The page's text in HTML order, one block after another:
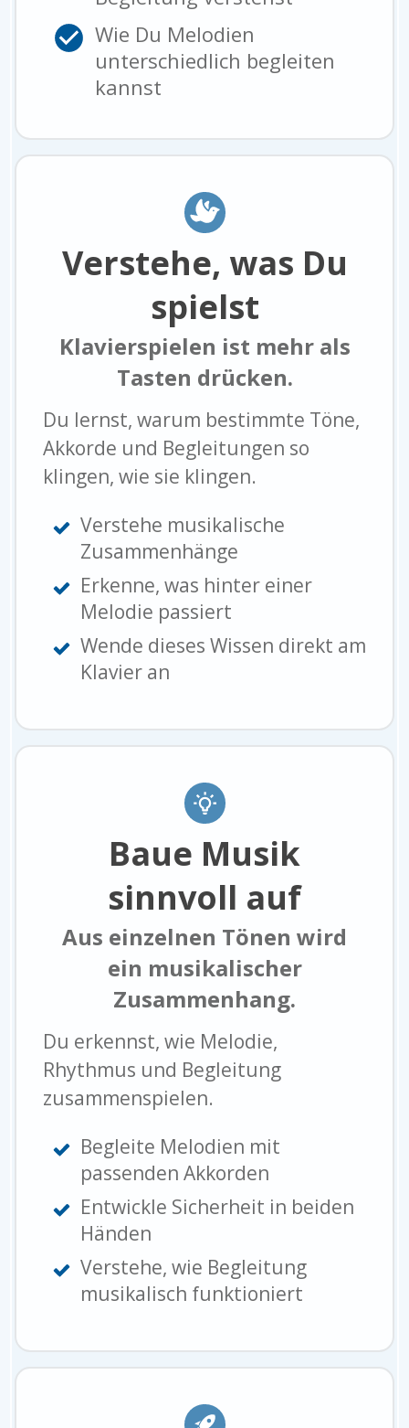
Wie Du Melodien
unterschiedlich begleiten
kannst
Verstehe, was Du
spielst
Klavierspielen ist mehr als
Tasten drücken.
Du lernst, warum bestimmte Töne,
Akkorde und Begleitungen so
klingen, wie sie klingen.
Verstehe musikalische
Zusammenhänge
Erkenne, was hinter einer
Melodie passiert
Wende dieses Wissen direkt am
Klavier an
Baue Musik
sinnvoll auf
Aus einzelnen Tönen wird
ein musikalischer
Zusammenhang.
Du erkennst, wie Melodie,
Rhythmus und Begleitung
zusammenspielen.
Begleite Melodien mit
passenden Akkorden
Entwickle Sicherheit in beiden
Händen
Verstehe, wie Begleitung
musikalisch funktioniert